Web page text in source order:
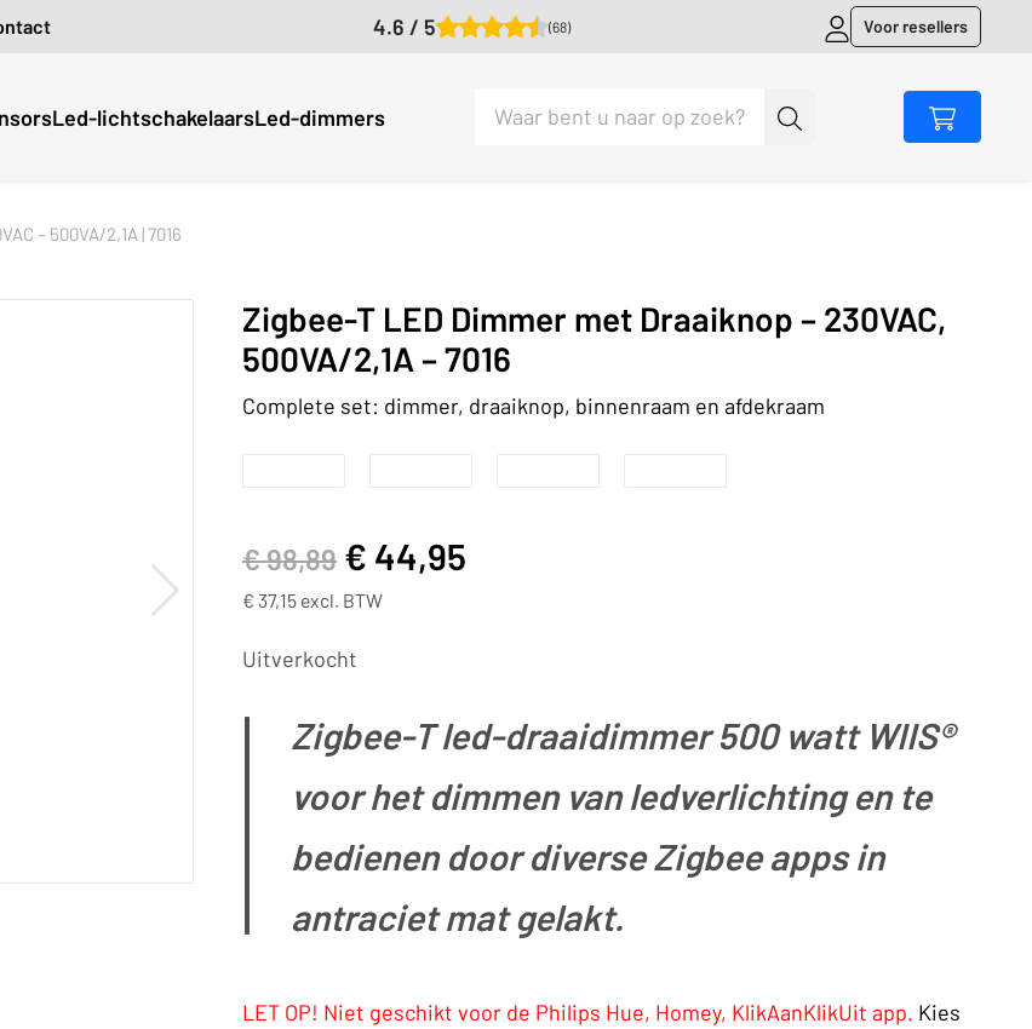
4.6 / 5 (68) Voor resellers
Led-lichtschakelaarsLed-dimmers
– 500VA/2,1A | 7016
Zigbee-T LED Dimmer met Draaiknop – 230VAC,
500VA/2,1A – 7016
Complete set: dimmer, draaiknop, binnenraam en afdekraam
€98,89 € 44,95
€ 37,15 excl. BTW
Uitverkocht
Zigbee-T led-draaidimmer 500 watt WIIS®
voor het dimmen van ledverlichting en te
bedienen door diverse Zigbee apps in
antraciet mat gelakt.
LET OP! Niet geschikt voor de Philips Hue, Homey, KlikAanKlikUit app. Kies